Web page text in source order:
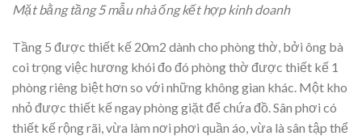
Mặt bằng tầng 5 mẫu nhà ống kết hợp kinh doanh
Tầng 5 được thiết kế 20m2 dành cho phòng thờ, bởi ông bà
coi trọng việc hương khói đo đó phòng thờ được thiết kế 1
phòng riêng biệt hơn so với những không gian khác. Một kho
nhỏ được thiết kế ngay phòng giặt để chứa đồ. Sân phơi có
thiết kế rộng rãi, vừa làm nơi phơi quần áo, vừa là sân tập thể